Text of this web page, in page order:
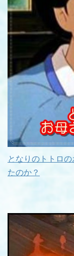
となりのトトロ
たのか？